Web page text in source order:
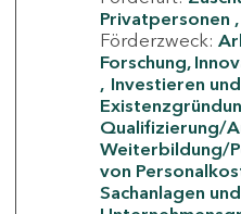
Privatpersonen
Förderzweck:
Forschung,
Investieren
Qualifizierung/
Weiterbildung/
von
Sachanlagen